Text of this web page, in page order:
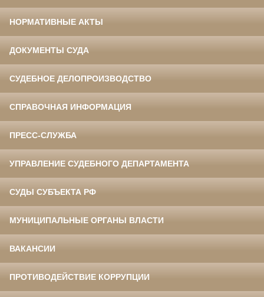
НОРМАТИВНЫЕ АКТЫ
ДОКУМЕНТЫ СУДА
СУДЕБНОЕ ДЕЛОПРОИЗВОДСТВО
СПРАВОЧНАЯ ИНФОРМАЦИЯ
ПРЕСС-СЛУЖБА
УПРАВЛЕНИЕ СУДЕБНОГО ДЕПАРТАМЕНТА
СУДЫ СУБЪЕКТА РФ
МУНИЦИПАЛЬНЫЕ ОРГАНЫ ВЛАСТИ
ВАКАНСИИ
ПРОТИВОДЕЙСТВИЕ КОРРУПЦИИ